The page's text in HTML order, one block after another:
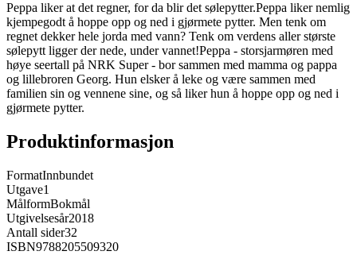
Peppa liker at det regner, for da blir det sølepytter.Peppa liker nemlig
kjempegodt å hoppe opp og ned i gjørmete pytter. Men tenk om
regnet dekker hele jorda med vann? Tenk om verdens aller største
sølepytt ligger der nede, under vannet!Peppa - storsjarmøren med
høye seertall på NRK Super - bor sammen med mamma og pappa
og lillebroren Georg. Hun elsker å leke og være sammen med
familien sin og vennene sine, og så liker hun å hoppe opp og ned i
gjørmete pytter.
Produktinformasjon
FormatInnbundet
Utgave1
MålformBokmål
Utgivelsesår2018
Antall sider32
ISBN9788205509320